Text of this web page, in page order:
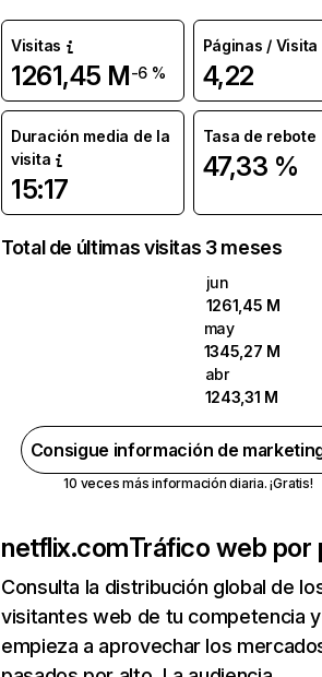
Visitas
1261,45 M-6 %
Páginas / Visita
4,22
Duración media de la
visita
15:17
Tasa de rebote
47,33 %
Total de últimas visitas 3 meses
jun
1261,45 M
may
1345,27 M
abr
1243,31 M
Consigue información de
10 veces más información diaria. ¡Gratis!
netflix.comTráfico web por
Consulta la distribución global de
visitantes web de tu competencia y
empieza a aprovechar los